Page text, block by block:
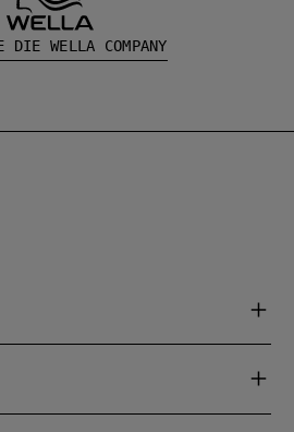
DIE WELLA COMPANY